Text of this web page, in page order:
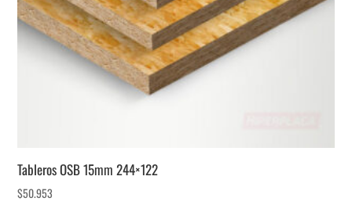
Tableros OSB 15mm 244×122
$50.953